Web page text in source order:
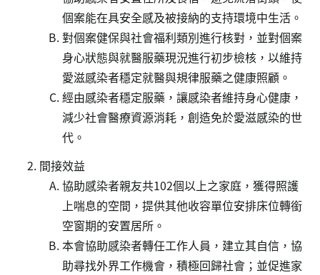
個案能在具安全感及被接納的支持環境中生活。
對個案健保與社會福利類別進行核對，並對個案
身心狀態與就醫服藥現況進行初步檢核，以維持
愛滋感染者穩定就醫與規律服藥之健康照顧。
經由感染者穩定服藥，讓感染者維持身心健康，
減少社會醫療資源消耗，創造免於愛滋感染的世
代。
間接效益
協助感染者親友共102個以上之家庭，獲得照護
上喘息的空間，提供其他收容單位安排床位轉銜
空窗期的安置居所。
本會協助感染者轉任工作人員，建立其自信，協
助尋找外界工作機會，積極回歸社會；並促進家